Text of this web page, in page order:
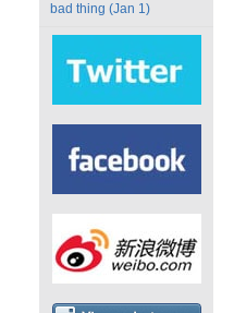
bad thing (Jan 1)